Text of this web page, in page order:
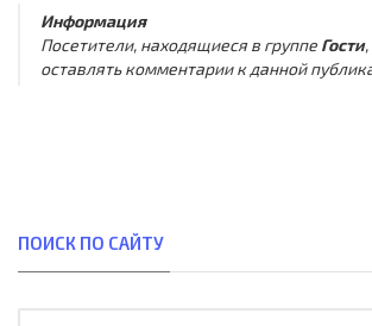
Информация
Посетители, находящиеся в группе Гости,
оставлять комментарии к данной
ПОИСК ПО САЙТУ